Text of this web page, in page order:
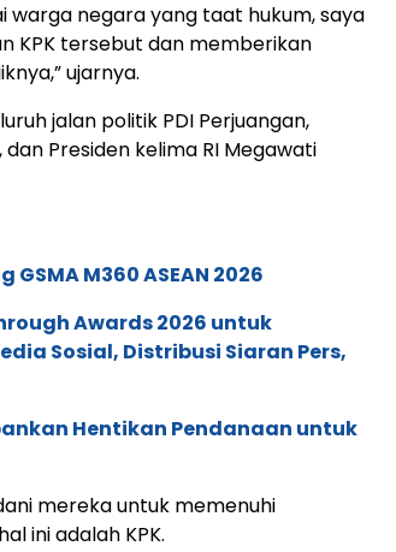
warga negara yang taat hukum, saya
KPK tersebut dan memberikan
ujarnya.
jalan politik PDI Perjuangan,
Presiden kelima RI Megawati
M360 ASEAN 2026
Awards 2026 untuk
Sosial, Distribusi Siaran Pers,
Hentikan Pendanaan untuk
mereka untuk memenuhi
ini adalah KPK.